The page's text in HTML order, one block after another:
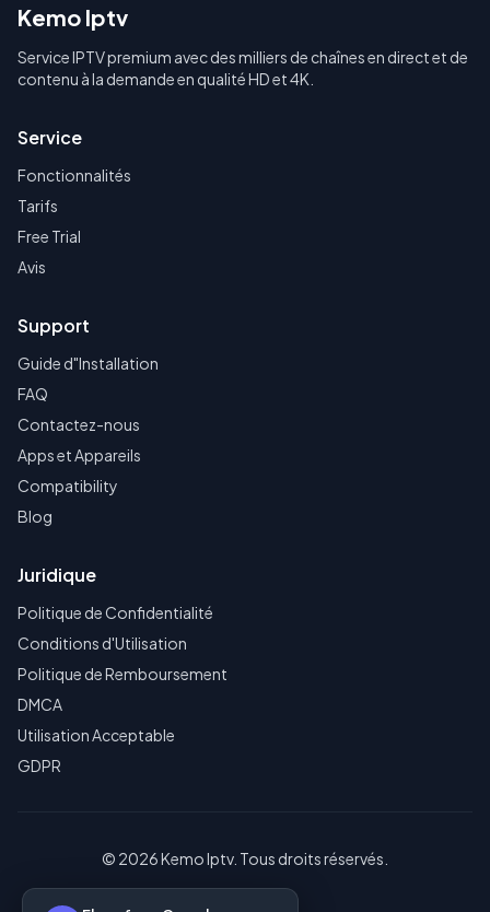
Kemo Iptv
Service IPTV premium avec des milliers de chaînes en direct et de
contenu à la demande en qualité HD et 4K.
Service
Fonctionnalités
Tarifs
Free Trial
Avis
Support
Guide d"Installation
FAQ
Contactez-nous
Apps et Appareils
Compatibility
Blog
Juridique
Politique de Confidentialité
Conditions d'Utilisation
Politique de Remboursement
DMCA
Utilisation Acceptable
GDPR
© 2026 Kemo Iptv. Tous droits réservés.